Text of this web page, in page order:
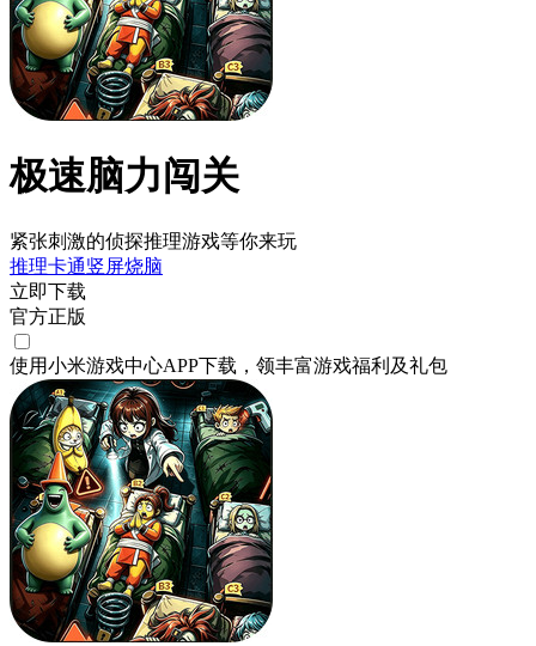
极速脑力闯关
紧张刺激的侦探推理游戏等你来玩
推理卡通竖屏烧脑
立即下载
官方正版
使用小米游戏中心APP下载 ，领丰富游戏福利 及礼包